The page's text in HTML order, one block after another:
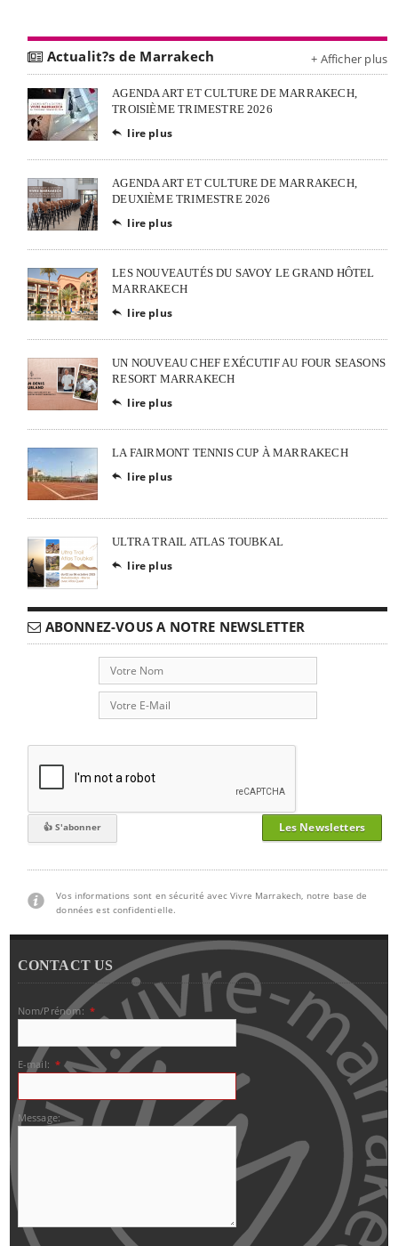
Actualit?s de Marrakech + Afficher plus
AGENDA ART ET CULTURE DE MARRAKECH,
TROISIÈME TRIMESTRE 2026
 lire plus
AGENDA ART ET CULTURE DE MARRAKECH,
DEUXIÈME TRIMESTRE 2026
 lire plus
LES NOUVEAUTÉS DU SAVOY LE GRAND HÔTEL
MARRAKECH
 lire plus
UN NOUVEAU CHEF EXÉCUTIF AU FOUR SEASONS
RESORT MARRAKECH
 lire plus
LA FAIRMONT TENNIS CUP À MARRAKECH
 lire plus
ULTRA TRAIL ATLAS TOUBKAL
 lire plus
ABONNEZ-VOUS A NOTRE NEWSLETTER
Les Newsletters
Vos informations sont en sécurité avec Vivre Marrakech, notre base de
données est confidentielle.
CONTACT US
Nom/Prénom: *
E-mail: *
Message: